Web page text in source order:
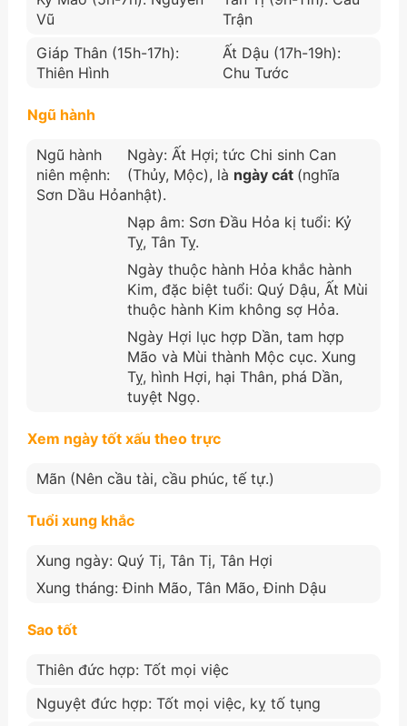
Vũ
Trận
Giáp Thân (15h-17h):
Thiên Hình
Ất Dậu (17h-19h):
Chu Tước
Ngũ hành
Ngũ hành
niên mệnh:
Sơn Dầu Hỏa
Ngày: Ất Hợi; tức Chi sinh Can
(Thủy, Mộc), là ngày cát (nghĩa
nhật).
Nạp âm: Sơn Đầu Hỏa kị tuổi: Kỷ
Tỵ, Tân Tỵ.
Ngày thuộc hành Hỏa khắc hành
Kim, đặc biệt tuổi: Quý Dậu, Ất Mùi
thuộc hành Kim không sợ Hỏa.
Ngày Hợi lục hợp Dần, tam hợp
Mão và Mùi thành Mộc cục. Xung
Tỵ, hình Hợi, hại Thân, phá Dần,
tuyệt Ngọ.
Xem ngày tốt xấu theo trực
Mãn (Nên cầu tài, cầu phúc, tế tự.)
Tuổi xung khắc
Xung ngày: Quý Tị, Tân Tị, Tân Hợi
Xung tháng: Đinh Mão, Tân Mão, Đinh Dậu
Sao tốt
Thiên đức hợp: Tốt mọi việc
Nguyệt đức hợp: Tốt mọi việc, kỵ tố tụng